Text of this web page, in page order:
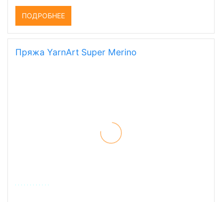
ПОДРОБНЕЕ
Пряжа YarnArt Super Merino